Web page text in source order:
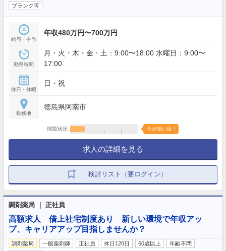
ブランク可
給与・手当
年収480万円〜700万円
勤務時間
月・火・木・金・土：9:00〜18:00 水曜日：9:00〜
17:00
休日・休暇
日・祝
勤務地
徳島県阿南市
閲覧状況 今が狙い目！
求人の詳細を見る
検討リスト（要ログイン）
調剤薬局 ｜ 正社員
高額求人 借上社宅制度あり 新しい環境で年収アッ
プ、キャリアアップ目指しませんか？
調剤薬局 一般薬剤師 正社員 休日120日 60歳以上
年齢不問